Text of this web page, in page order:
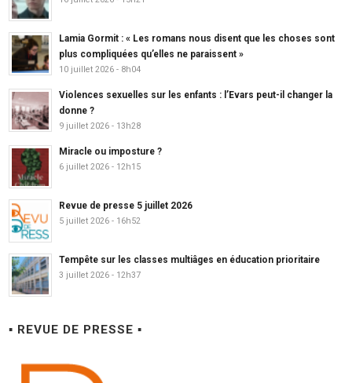
Lamia Gormit : « Les romans nous disent que les choses sont
plus compliquées qu’elles ne paraissent »
10 juillet 2026 - 8h04
Violences sexuelles sur les enfants : l’Evars peut-il changer la
donne ?
9 juillet 2026 - 13h28
Miracle ou imposture ?
6 juillet 2026 - 12h15
Revue de presse 5 juillet 2026
5 juillet 2026 - 16h52
Tempête sur les classes multiâges en éducation prioritaire
3 juillet 2026 - 12h37
▪ REVUE DE PRESSE ▪